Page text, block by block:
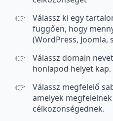
Válassz ki egy
függően, hogy
(WordPress, Joomla,
Válassz domain
honlapod helyet kap.
Válassz megfelelő
amelyek
célközönségednek.